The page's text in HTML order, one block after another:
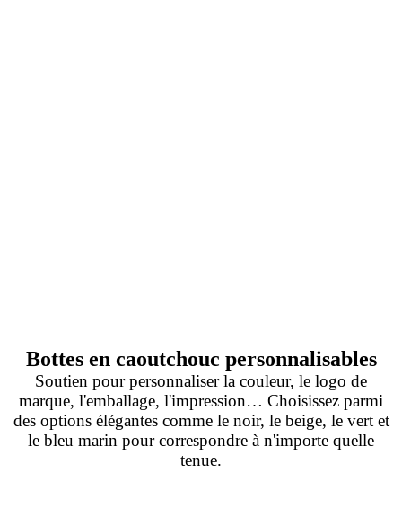
Bottes en caoutchouc personnalisables
Soutien pour personnaliser la couleur, le logo de
marque, l'emballage, l'impression… Choisissez parmi
des options élégantes comme le noir, le beige, le vert et
le bleu marin pour correspondre à n'importe quelle
tenue.